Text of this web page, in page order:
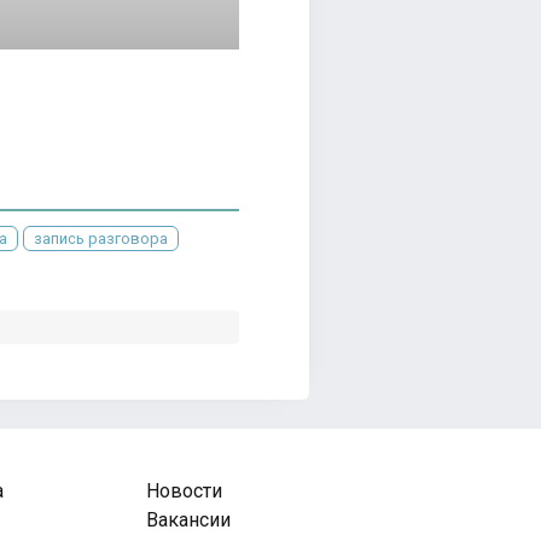
запись разговора
Новости
Вакансии